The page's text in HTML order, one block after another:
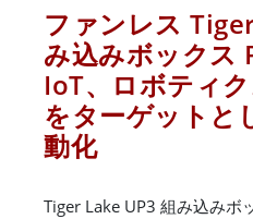
ファンレス
み込みボックス
IoT、ロボティ
をターゲットと
動化
Tiger Lake UP3 組み込みボ